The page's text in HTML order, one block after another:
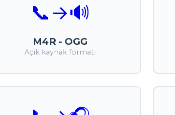
📞 →🔊
M4R - OGG
Açık kaynak formatı